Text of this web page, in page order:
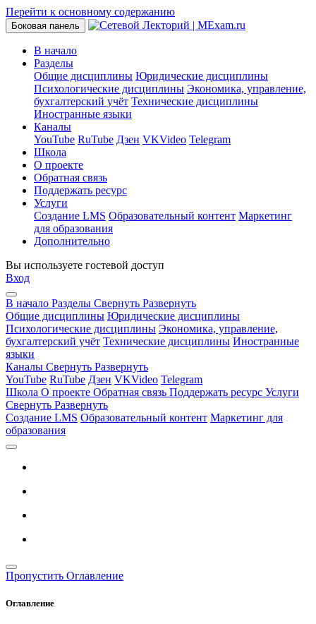
Перейти к основному содержанию
Боковая панель
В начало
Разделы
Общие дисциплины Юридические дисциплины
Психологические дисциплины Экономика, управление,
бухгалтерский учёт Технические дисциплины
Иностранные языки
Каналы
YouTube RuTube Дзен VKVideo Telegram
Школа
О проекте
Обратная связь
Поддержать ресурс
Услуги
Создание LMS Образовательный контент Маркетинг
для образования
Дополнительно
Вы используете гостевой доступ
Вход
В начало Разделы Свернуть Развернуть
Общие дисциплины Юридические дисциплины
Психологические дисциплины Экономика, управление,
бухгалтерский учёт Технические дисциплины Иностранные
языки
Каналы Свернуть Развернуть
YouTube RuTube Дзен VKVideo Telegram
Школа О проекте Обратная связь Поддержать ресурс Услуги
Свернуть Развернуть
Создание LMS Образовательный контент Маркетинг для
образования
Пропустить Оглавление
Оглавление